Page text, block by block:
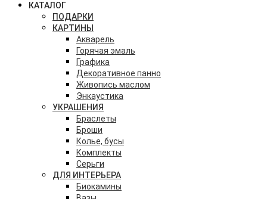
КАТАЛОГ
ПОДАРКИ
КАРТИНЫ
Акварель
Горячая эмаль
Графика
Декоративное панно
Живопись маслом
Энкаустика
УКРАШЕНИЯ
Браслеты
Броши
Колье, бусы
Комплекты
Серьги
ДЛЯ ИНТЕРЬЕРА
Биокамины